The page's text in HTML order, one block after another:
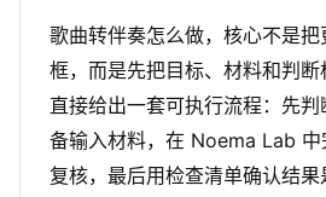
歌曲转伴奏怎么做，核心不是
框，而是先把目标、材料和判
直接给出一套可执行流程：先
备输入材料，在 Noema Lab
复核，最后用检查清单确认结